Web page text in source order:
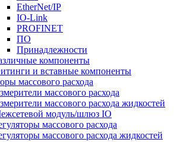
EtherNet/IP
IO-Link
PROFINET
ПО
Принадлежности
компоненты
и вставные компоненты
массового расхода
массового расхода
массового расхода жидкостей
модуль/шлюз IO
массового расхода
массового расхода жидкостей